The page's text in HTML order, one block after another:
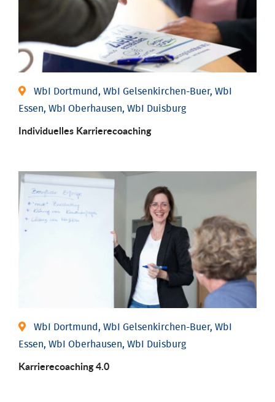
WbI Dortmund, WbI Gelsenkirchen-Buer, WbI
Essen, WbI Oberhausen, WbI Duisburg
Individu­elles Karrierecoaching
WbI Dortmund, WbI Gelsenkirchen-Buer, WbI
Essen, WbI Oberhausen, WbI Duisburg
Karriere­coaching 4.0